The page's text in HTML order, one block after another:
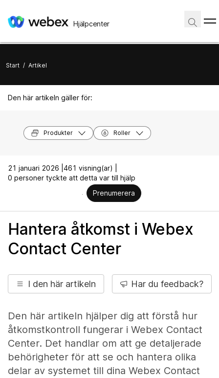
Hjälpcenter
Start / Artikel
Den här artikeln gäller för:
Produkter Roller
21 januari 2026 | 461 visning(ar) |
0 personer tyckte att detta var till hjälp
Prenumerera
Hantera åtkomst i Webex
Contact Center
I den här artikeln Har du feedback?
Den här artikeln hjälper dig att förstå hur
åtkomstkontroll fungerar i Webex Contact
Center. Det handlar om att ge detaljerade
behörigheter för att se och hantera olika
delar av systemet till dina Webex Contact